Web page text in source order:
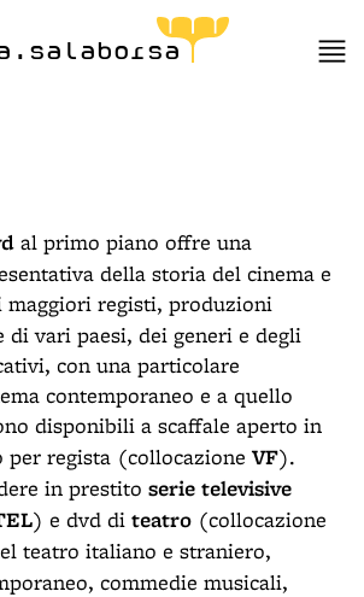
al primo piano offre una
della storia del cinema e
maggiori registi, produzioni
di vari paesi, dei generi e degli
con una particolare
contemporaneo e a quello
disponibili a scaffale aperto in
per regista (collocazione VF).
in prestito serie televisive
) e dvd di teatro (collocazione
teatro italiano e straniero,
commedie musicali,